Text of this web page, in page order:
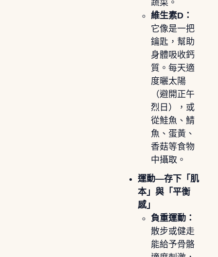
蔬菜。
維生素D：
它像是一把
鑰匙，幫助
身體吸收鈣
質。每天適
度曬太陽
（避開正午
烈日），或
從鮭魚、鯖
魚、蛋黃、
香菇等食物
中攝取。
運動—存下「肌
本」與「平衡
感」
負重運動：
散步或健走
能給予骨骼